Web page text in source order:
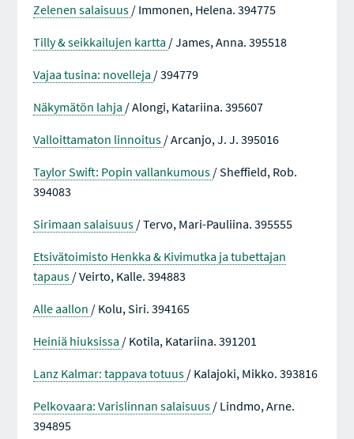
Zelenen salaisuus / Immonen, Helena. 394775
Tilly & seikkailujen kartta / James, Anna. 395518
Vajaa tusina: novelleja / 394779
Näkymätön lahja / Alongi, Katariina. 395607
Valloittamaton linnoitus / Arcanjo, J. J. 395016
Taylor Swift: Popin vallankumous / Sheffield, Rob.
394083
Sirimaan salaisuus / Tervo, Mari-Pauliina. 395555
Etsivätoimisto Henkka & Kivimutka ja tubettajan
tapaus / Veirto, Kalle. 394883
Alle aallon / Kolu, Siri. 394165
Heiniä hiuksissa / Kotila, Katariina. 391201
Lanz Kalmar: tappava totuus / Kalajoki, Mikko. 393816
Pelkovaara: Varislinnan salaisuus / Lindmo, Arne.
394895